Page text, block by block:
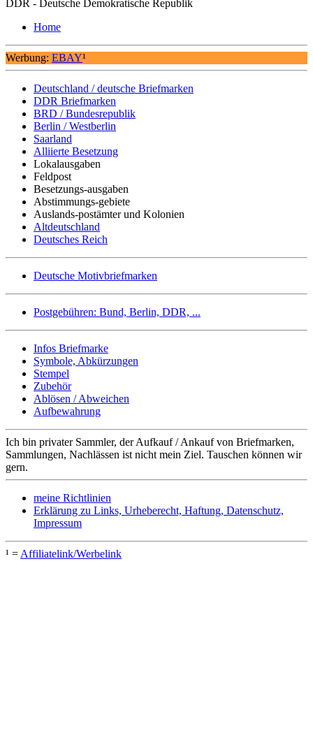
DDR - Deutsche Demokratische Republik
Home
Werbung: EBAY¹
Deutschland / deutsche Briefmarken
DDR Briefmarken
BRD / Bundesrepublik
Berlin / Westberlin
Saarland
Alliierte Besetzung
Lokalausgaben
Feldpost
Besetzungs-ausgaben
Abstimmungs-gebiete
Auslands-postämter und Kolonien
Altdeutschland
Deutsches Reich
Deutsche Motivbriefmarken
Postgebühren: Bund, Berlin, DDR, ...
Infos Briefmarke
Symbole, Abkürzungen
Stempel
Zubehör
Ablösen / Abweichen
Aufbewahrung
Ich bin privater Sammler, der Aufkauf / Ankauf von Briefmarken,
Sammlungen, Nachlässen ist nicht mein Ziel. Tauschen können wir
gern.
meine Richtlinien
Erklärung zu Links, Urheberecht, Haftung, Datenschutz,
Impressum
¹ = Affiliatelink/Werbelink